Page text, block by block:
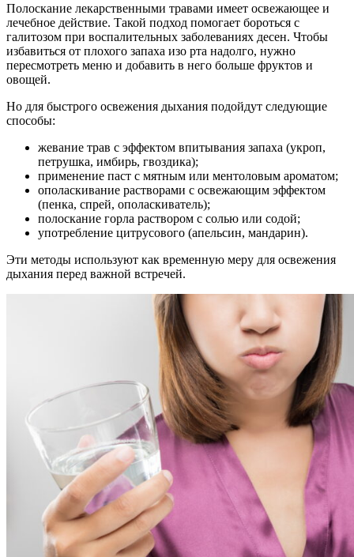
Полоскание лекарственными травами имеет освежающее и
лечебное действие. Такой подход помогает бороться с
галитозом при воспалительных заболеваниях десен. Чтобы
избавиться от плохого запаха изо рта надолго, нужно
пересмотреть меню и добавить в него больше фруктов и
овощей.
Но для быстрого освежения дыхания подойдут следующие
способы:
жевание трав с эффектом впитывания запаха (укроп,
петрушка, имбирь, гвоздика);
применение паст с мятным или ментоловым ароматом;
ополаскивание растворами с освежающим эффектом
(пенка, спрей, ополаскиватель);
полоскание горла раствором с солью или содой;
употребление цитрусового (апельсин, мандарин).
Эти методы используют как временную меру для освежения
дыхания перед важной встречей.